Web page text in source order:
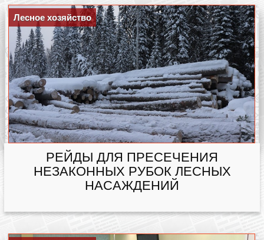
Лесное хозяйство
РЕЙДЫ ДЛЯ ПРЕСЕЧЕНИЯ
НЕЗАКОННЫХ РУБОК ЛЕСНЫХ
НАСАЖДЕНИЙ